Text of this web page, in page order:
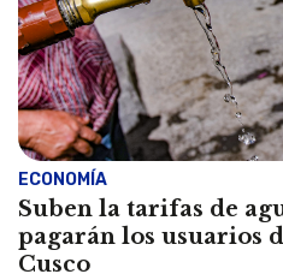
ECONOMÍA
Suben la tarifas de
pagarán los usuarios
Cusco